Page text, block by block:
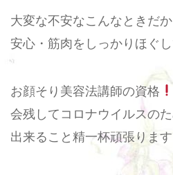
大変な不安なこんなときだ
安心・筋肉をしっかりほぐ
お顔そり美容法講師の資格
会残してコロナウイルスの
出来ること精一杯頑張ります